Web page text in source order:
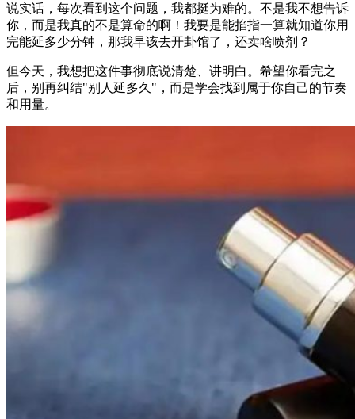
说实话，每次看到这个问题，我都挺为难的。不是我不想告诉
你，而是我真的不是算命的啊！我要是能掐指一算就知道你用
完能延多少分钟，那我早该去开卦馆了，还卖啥喷剂？
但今天，我想把这件事彻底说清楚、讲明白。希望你看完之
后，别再纠结"别人延多久"，而是学会找到属于你自己的节奏
和用量。